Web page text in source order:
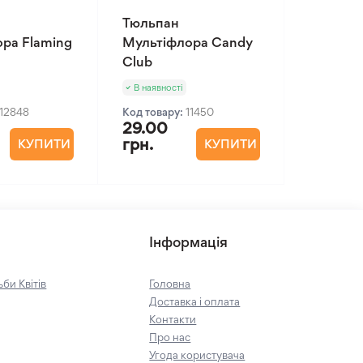
Flaming
12848
КУПИТИ
Тюльпан
Мультіфлора Candy
Club
В наявності
Код товару: 11450
29.00
грн.
КУПИТИ
Квітів
Інформація
Головна
Доставка і оплата
Контакти
Про нас
Угода користувача